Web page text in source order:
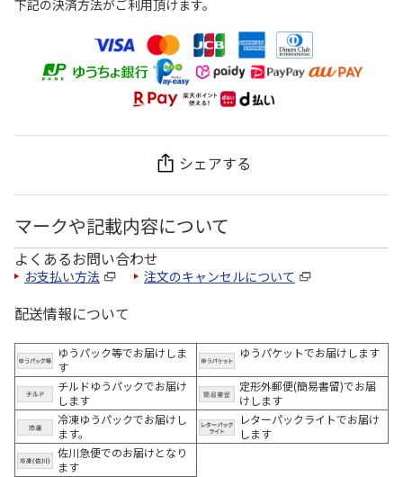
下記の決済方法がご利用頂けます。
シェアする
マークや記載内容について
よくあるお問い合わせ
お支払い方法 注文のキャンセルについて
配送情報について
ゆうパック等でお届けしま
す
ゆうパケットでお届けします
チルドゆうパックでお届け
します
定形外郵便(簡易書留)でお届
けします
冷凍ゆうパックでお届けし
ます。
レターパックライトでお届け
します
佐川急便でのお届けとなり
ます